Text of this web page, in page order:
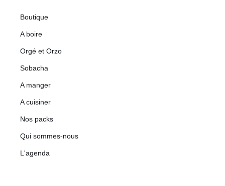
Boutique
A boire
Orgé et Orzo
Sobacha
A manger
A cuisiner
Nos packs
Qui sommes-nous
L'agenda